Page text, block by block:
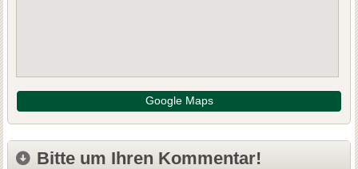
Google Maps
Bitte um Ihren Kommentar!